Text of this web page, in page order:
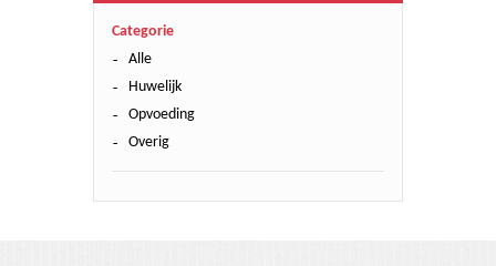
Categorie
Alle
Huwelijk
Opvoeding
Overig